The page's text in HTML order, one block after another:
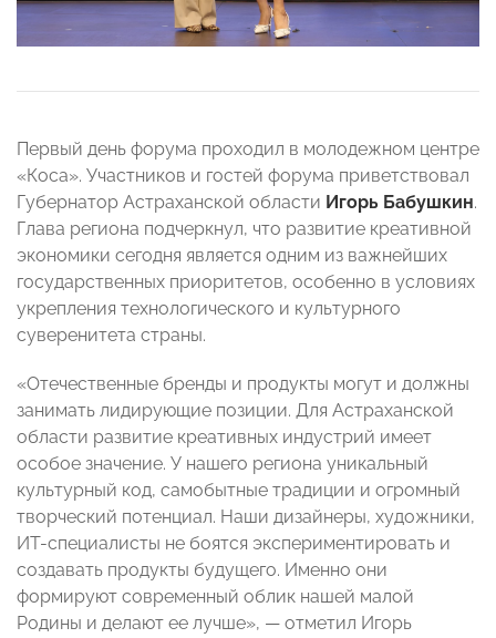
Первый день форума проходил в молодежном центре
«Коса». Участников и гостей форума приветствовал
Губернатор Астраханской области Игорь Бабушкин.
Глава региона подчеркнул, что развитие креативной
экономики сегодня является одним из важнейших
государственных приоритетов, особенно в условиях
укрепления технологического и культурного
суверенитета страны.
«Отечественные бренды и продукты могут и должны
занимать лидирующие позиции. Для Астраханской
области развитие креативных индустрий имеет
особое значение. У нашего региона уникальный
культурный код, самобытные традиции и огромный
творческий потенциал. Наши дизайнеры, художники,
ИT-специалисты не боятся экспериментировать и
создавать продукты будущего. Именно они
формируют современный облик нашей малой
Родины и делают ее лучше», — отметил Игорь